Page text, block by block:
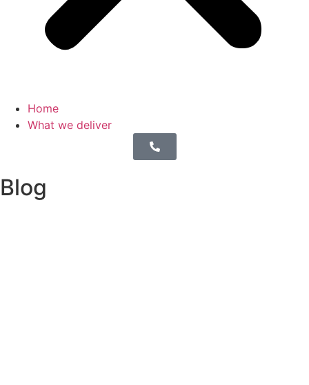
Home
What we deliver
Blog